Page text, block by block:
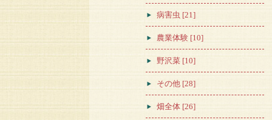
病害虫 [21]
農業体験 [10]
野沢菜 [10]
その他 [28]
畑全体 [26]